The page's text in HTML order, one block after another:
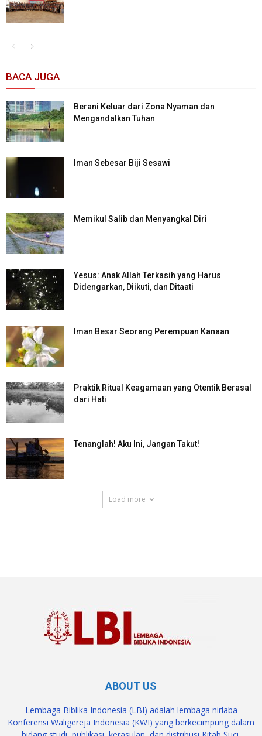
BACA JUGA
Berani Keluar dari Zona Nyaman dan
Mengandalkan Tuhan
Iman Sebesar Biji Sesawi
Memikul Salib dan Menyangkal Diri
Yesus: Anak Allah Terkasih yang Harus
Didengarkan, Diikuti, dan Ditaati
Iman Besar Seorang Perempuan Kanaan
Praktik Ritual Keagamaan yang Otentik Berasal
dari Hati
Tenanglah! Aku Ini, Jangan Takut!
Load more
ABOUT US
Lembaga Biblika Indonesia (LBI) adalah lembaga nirlaba
Konferensi Waligereja Indonesia (KWI) yang berkecimpung dalam